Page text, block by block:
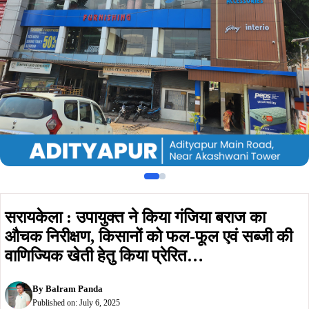
औचक निरीक्षण, किसानों को फल-फूल एवं सब्जी की
वाणिज्यिक खेती हेतु किया प्रेरित…
ByBalram Panda
Published on: July 6, 2025